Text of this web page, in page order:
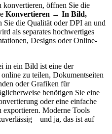
öffnen Sie die
Konvertieren → In Bild,
Sie die Qualität oder DPI an und
als separates hochwertiges
Designs oder Online-
in ein Bild ist eine der
zu teilen, Dokumentseiten
oder Grafiken für
benötigen Sie eine
oder eine einfache
Moderne Tools
– und ja, das ist auf